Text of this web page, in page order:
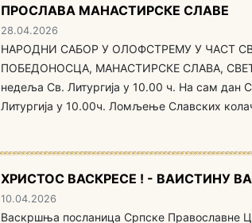
ПРОСЛАВА МАНАСТИРСКЕ СЛАВЕ
28.04.2026
НАРОДНИ САБОР У ОЛОФСТРЕМУ У ЧАСТ
ПОБЕДОНОСЦА, МАНАСТИРСКЕ СЛАВА,
недеља Св. Литургија у 10.00 ч. На сам дан
Литургија у 10.00ч. Ломљење Славских
ХРИСТОС ВАСКРЕСЕ ! - ВАИСТИНУ
10.04.2026
Васкршња посланица Српске Православне